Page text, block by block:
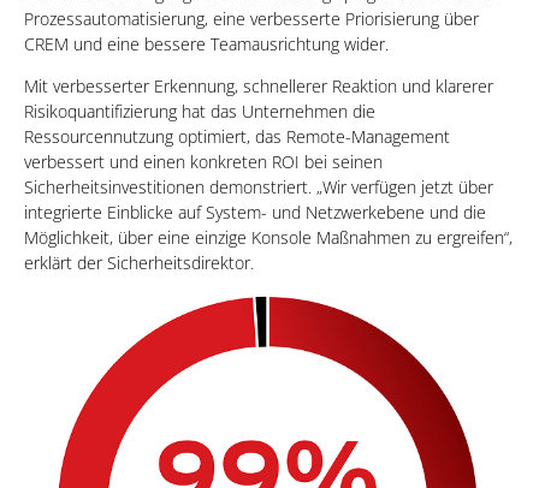
Prozessautomatisierung, eine verbesserte Priorisierung über
CREM und eine bessere Teamausrichtung wider.
Mit verbesserter Erkennung, schnellerer Reaktion und klarerer
Risikoquantifizierung hat das Unternehmen die
Ressourcennutzung optimiert, das Remote-Management
verbessert und einen konkreten ROI bei seinen
Sicherheitsinvestitionen demonstriert. „Wir verfügen jetzt über
integrierte Einblicke auf System- und Netzwerkebene und die
Möglichkeit, über eine einzige Konsole Maßnahmen zu ergreifen“,
erklärt der Sicherheitsdirektor.